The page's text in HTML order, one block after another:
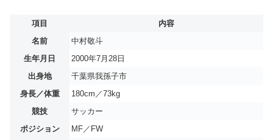
項目
内容
名前
中村敬斗
生年月日
2000年7月28日
出身地
千葉県我孫子市
身長／体重
180cm／73kg
競技
サッカー
ポジション
MF／FW